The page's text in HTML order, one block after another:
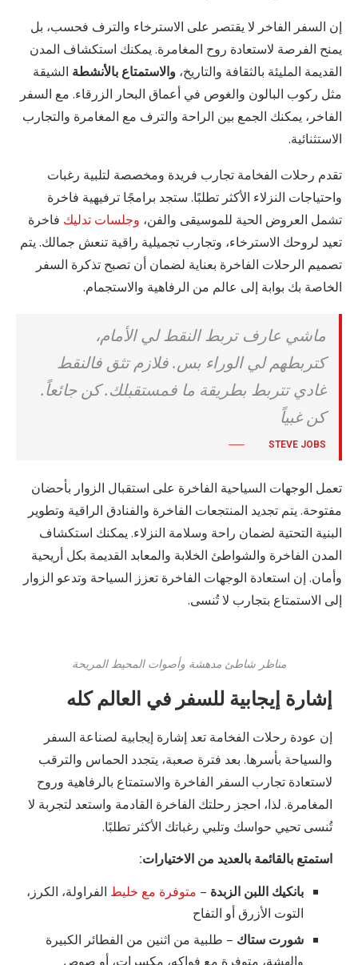
إن السفر الفاخر لا يقتصر على الاسترخاء والترف فحسب، بل
يمنح الفرصة لاستعادة روح المغامرة. يمكنك استكشاف المدن
القديمة المليئة بالثقافة والتاريخ، والاستمتاع بالأنشطة الشيقة
مثل ركوب البالون والغوص في أعماق البحار الزرقاء. مع السفر
الفاخر، يمكنك الجمع بين الراحة والترف مع المغامرة والتجارب
الاستثنائية.
تقدم رحلات الفخامة تجارب فريدة ومخصصة لتلبية رغبات
واحتياجات النزلاء الأكثر تطلبًا. ستجد برامجًا ترفيهية فاخرة
تشمل العروض الحية للموسيقى والفن، وجلسات تدليك فاخرة
تعيد لروحك الاسترخاء، وتجارب تجميلية راقية تنعش جمالك. يتم
تصميم الرحلات الفاخرة بعناية لضمان أن تصبح تذكرة السفر
الخاصة بك بوابة إلى عالم من الرفاهية والاستجمام.
ماشي عارف تربط النقط لي الأمام،
كتربطهم لي الوراء بس. فلازم تثق فالنقط
غادي تتربط بطريقة ما فمستقبلك. كن جائعاً.
كن غبياً
STEVE JOBS
تعمل الوجهات السياحية الفاخرة على استقبال الزوار بأحضان
مفتوحة. يتم تجديد المنتجعات الفاخرة والفنادق الراقية وتطوير
البنية التحتية لضمان راحة وسلامة النزلاء. يمكنك استكشاف
المدن الفاخرة والشواطئ الخلابة والمعابد القديمة بكل أريحية
وأمان. إن استعادة الوجهات الفاخرة تعزز السياحة وتدعو الزوار
إلى الاستمتاع بتجارب لا تُنسى.
مناظر شاطئ مدهشة وأصوات المحيط المريحة
إشارة إيجابية للسفر في العالم كله
إن عودة رحلات الفخامة تعد إشارة إيجابية لصناعة السفر
والسياحة بأسرها. بعد فترة صعبة، يتجدد الحماس والترقب
لاستعادة تجارب السفر الفاخرة والاستمتاع بالرفاهية وروح
المغامرة. لذا، احجز رحلتك الفاخرة القادمة واستعد لتجربة لا
تُنسى تحيي حواسك وتلبي رغباتك الأكثر تطلبًا.
استمتع بالقائمة بالعديد من الاختيارات:
بانكيك اللبن الزبدة – متوفرة مع خليط الفراولة، الكرز،
التوت الأزرق أو التفاح
شورت ستاك – طلبية من اثنين من الفطائر الكبيرة
والهشة، متوفرة مع فواكه، مكسرات، أو صوص